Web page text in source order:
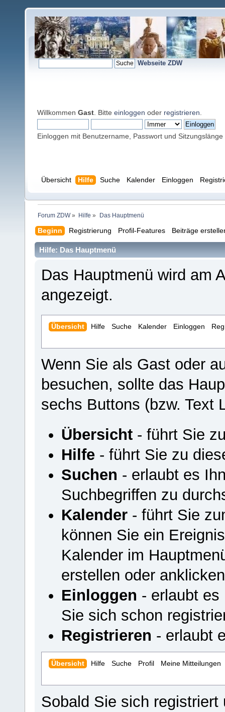
Webseite ZDW
Willkommen Gast . Bitte einloggen oder registrieren
Einloggen mit Benutzername, Passwort und Sitzungslänge
Übersicht Hilfe Suche Kalender Einloggen
Forum ZDW» Hilfe » Das Hauptmenü
Beginn Registrierung Profil-Features Beiträge
Hilfe: Das Hauptmenü
Das Hauptmenü wird am
angezeigt.
Übersicht Hilfe Suche Kalender Einloggen
Wenn Sie als Gast oder
besuchen, sollte das
sechs Buttons (bzw. Text
Übersicht- führt Sie
Hilfe- führt Sie zu
Suchen - erlaubt es
Suchbegriffen zu
Kalender- führt Sie
können Sie ein
Kalender im
erstellen oder
Einloggen - erlaubt es
Sie sich schon
Registrieren - erlaubt
Übersicht Hilfe Suche Profil Meine Mitteilungen
Sobald Sie sich